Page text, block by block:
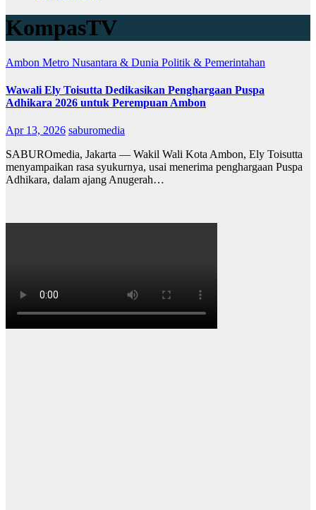
KompasTV
Ambon Metro Nusantara & Dunia Politik & Pemerintahan
Wawali Ely Toisutta Dedikasikan Penghargaan Puspa
Adhikara 2026 untuk Perempuan Ambon
Apr 13, 2026 saburomedia
SABUROmedia, Jakarta — Wakil Wali Kota Ambon, Ely Toisutta
menyampaikan rasa syukurnya, usai menerima penghargaan Puspa
Adhikara, dalam ajang Anugerah…